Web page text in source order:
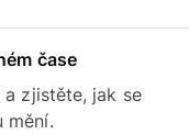
čase
zjistěte, jak se
mění.